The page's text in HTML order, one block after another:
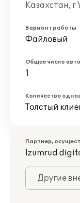
Казахстан, г
Вариант работы
Файловый
Общее число
1
Количество
Толстый
Партнер,
Izumrud
Другие